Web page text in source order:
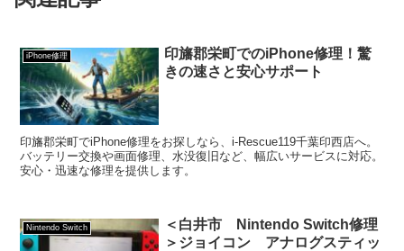
iPhone修理
印旛郡栄町でのiPhone修理！驚
きの速さと安心サポート
印旛郡栄町でiPhone修理をお探しなら、i-Rescue119千葉印西店へ。
バッテリー交換や画面修理、水没復旧など、幅広いサービスに対応。
安心・迅速な修理を提供します。
Nintendo Switch
＜白井市 Nintendo Switch修理
＞ジョイコン アナログスティッ